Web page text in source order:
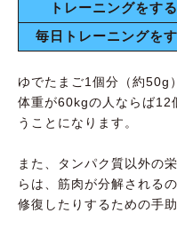
トレーニングをす
毎日トレーニングを
ゆでたまご1個分（約50g
体重が60kgの人ならば12
うことになります。
また、タンパク質以外の
らは、筋肉が分解される
修復したりするための手